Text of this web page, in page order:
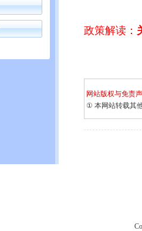
政策解读：
网站版权与免责
① 本网站转载其